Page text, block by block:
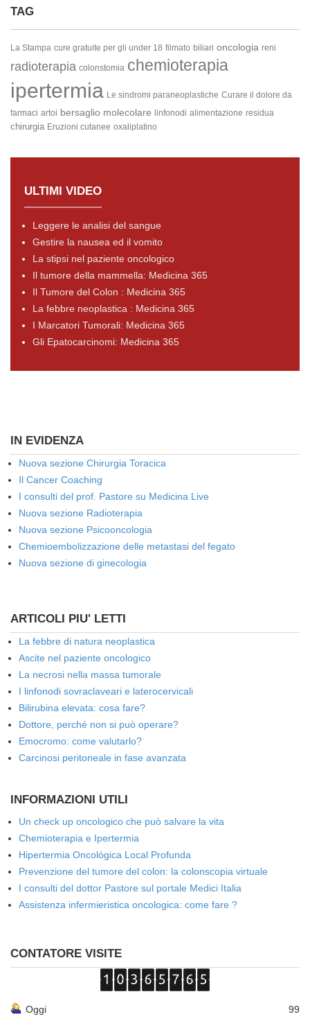
TAG
La Stampa cure gratuite per gli under 18 filmato biliari oncologia reni
radioterapia colonstomia chemioterapia
ipertermia Le sindromi paraneoplastiche Curare il dolore da
farmaci artoi bersaglio molecolare linfonodi alimentazione residua
chirurgia Eruzioni cutanee oxaliplatino
ULTIMI VIDEO
Leggere le analisi del sangue
Gestire la nausea ed il vomito
La stipsi nel paziente oncologico
Il tumore della mammella: Medicina 365
Il Tumore del Colon : Medicina 365
La febbre neoplastica : Medicina 365
I Marcatori Tumorali: Medicina 365
Gli Epatocarcinomi: Medicina 365
IN EVIDENZA
Nuova sezione Chirurgia Toracica
Il Cancer Coaching
I consulti del prof. Pastore su Medicina Live
Nuova sezione Radioterapia
Nuova sezione Psicooncologia
Chemioembolizzazione delle metastasi del fegato
Nuova sezione di ginecologia
ARTICOLI PIU' LETTI
La febbre di natura neoplastica
Ascite nel paziente oncologico
La necrosi nella massa tumorale
I linfonodi sovraclaveari e laterocervicali
Bilirubina elevata: cosa fare?
Dottore, perché non si può operare?
Emocromo: come valutarlo?
Carcinosi peritoneale in fase avanzata
INFORMAZIONI UTILI
Un check up oncologico che può salvare la vita
Chemioterapia e Ipertermia
Hipertermia Oncológica Local Profunda
Prevenzione del tumore del colon: la colonscopia virtuale
I consulti del dottor Pastore sul portale Medici Italia
Assistenza infermieristica oncologica: come fare ?
CONTATORE VISITE
Oggi
99